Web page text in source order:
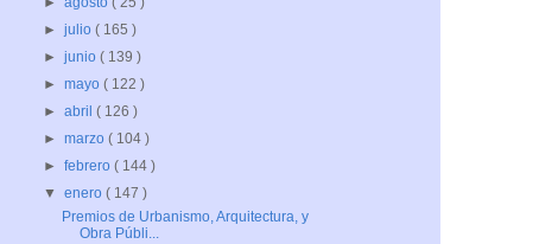
►julio( 165 )
►junio( 139 )
►mayo( 122 )
►abril( 126 )
►marzo( 104 )
►febrero( 144 )
▼enero( 147 )
Premios de Urbanismo, Arquitectura, y
Obra Públi...